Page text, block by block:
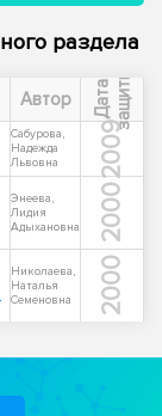
раздела
Автор Д
а
т
а
з
а
щ
и
т ы
Сабурова,
Надежда
Львовна
2009
Энеева,
Лидия
Адыхановна
2000
Николаева,
Наталья
Семеновна
2000